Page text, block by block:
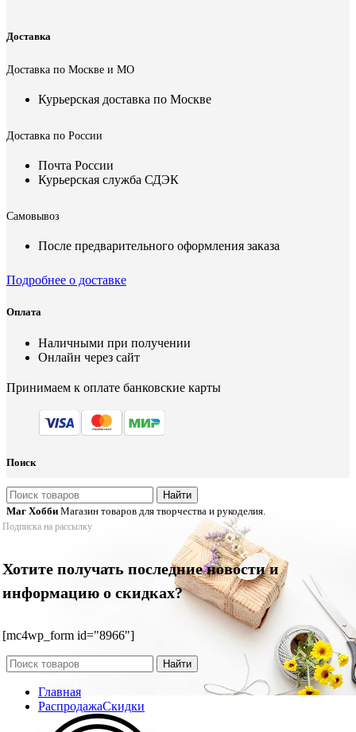
Доставка
Доставка по Москве и МО
Курьерская доставка по Москве
Доставка по России
Почта России
Курьерская служба СДЭК
Самовывоз
После предварительного оформления заказа
Подробнее о доставке
Оплата
Наличными при получении
Онлайн через сайт
Принимаем к оплате банковские карты
Поиск
Найти
Маг Хобби Магазин товаров для творчества и рукоделия.
Подписка на рассылку
Хотите получать последние новости и
информацию о скидках?
[mc4wp_form id="8966"]
Найти
Главная
РаспродажаСкидки